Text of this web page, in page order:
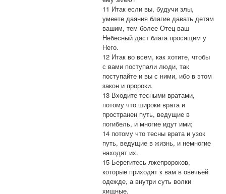
11 Итак если вы, будучи злы,
умеете даяния благие давать детям
вашим, тем более Отец ваш
Небесный даст блага просящим у
Него.
12 Итак во всем, как хотите, чтобы
с вами поступали люди, так
поступайте и вы с ними, ибо в этом
закон и пророки.
13 Входите тесными вратами,
потому что широки врата и
пространен путь, ведущие в
погибель, и многие идут ими;
14 потому что тесны врата и узок
путь, ведущие в жизнь, и немногие
находят их.
15 Берегитесь лжепророков,
которые приходят к вам в овечьей
одежде, а внутри суть волки
хищные.